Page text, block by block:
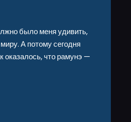
было меня удивить,
А потому сегодня
оказалось, что рамунэ —